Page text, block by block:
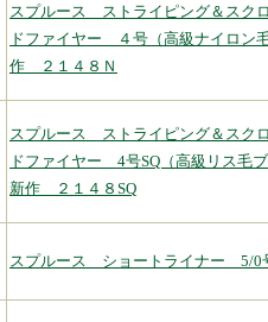
スプルース ストライピング＆スク
ドファイヤー ４号（高級ナイロン
作 ２１４８Ｎ
スプルース ストライピング＆スク
ドファイヤー 4号SQ（高級リス毛
新作 ２１４８SQ
スプルース ショートライナー 5/0